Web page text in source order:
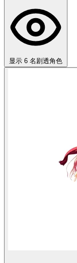
显示 6 名剧透角色